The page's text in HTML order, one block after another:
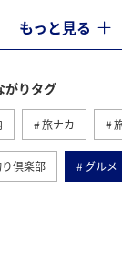
もっと見る
がりタグ
旅ナカ
倶楽部 グルメ